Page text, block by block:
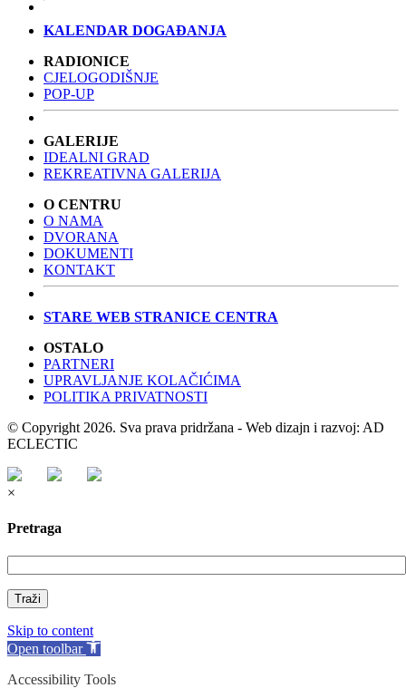
KALENDAR DOGAĐANJA
RADIONICE
CJELOGODIŠNJE
POP-UP
GALERIJE
IDEALNI GRAD
REKREATIVNA GALERIJA
O CENTRU
O NAMA
DVORANA
DOKUMENTI
KONTAKT
STARE WEB STRANICE CENTRA
OSTALO
PARTNERI
UPRAVLJANJE KOLAČIĆIMA
POLITIKA PRIVATNOSTI
© Copyright 2026. Sva prava pridržana - Web dizajn i razvoj: AD
ECLECTIC
×
Pretraga
Traži
Skip to content
Open toolbar
Accessibility Tools